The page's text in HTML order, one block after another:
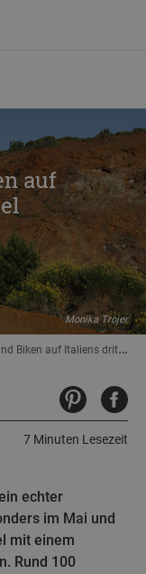
auf
Monika Trojer
auf Italiens drittgrößter Insel
7 Minuten Lesezeit
echter
im Mai und
mit einem
Rund 100